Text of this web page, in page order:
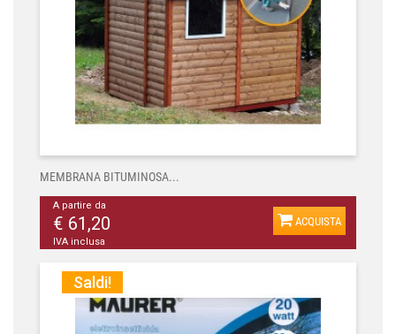
MEMBRANA BITUMINOSA...
A partire da
€ 61,20
IVA inclusa
ACQUISTA
Saldi!